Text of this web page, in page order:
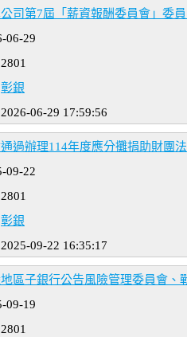
司第7屆「薪資報酬委員會」委員
06-29
彰銀
06-29 17:59:56
過辦理114年度應分攤捐助財團
09-22
彰銀
09-22 16:35:17
區子銀行公告風險管理委員會
09-19